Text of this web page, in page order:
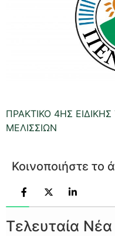
ΠΡΑΚΤΙΚΟ 4ΗΣ
ΜΕΛΙΣΣΙΩΝ
Κοινοποιήστε το
Τελευταία Νέα